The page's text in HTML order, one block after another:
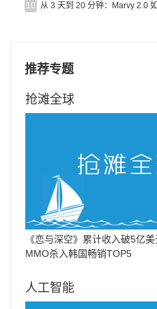
10
推荐专题
抢滩全球
《恋与深空》累计收入破5亿
MMO杀入韩国畅销TOP5
人工智能